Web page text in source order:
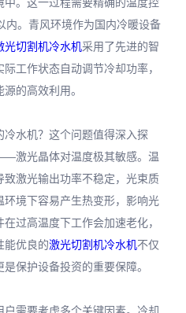
。青风环境作为国内冷暖设备
光切割机冷水机采用了先进的智
工作状态自动调节冷却功率，
的高效利用。
水机？这个问题值得深入探
激光晶体对温度极其敏感。温
激光输出功率不稳定，光束质
境下容易产生热变形，影响光
过高温度下工作会加速老化，
能优良的激光切割机冷水机不仅
保护设备投资的重要保障。